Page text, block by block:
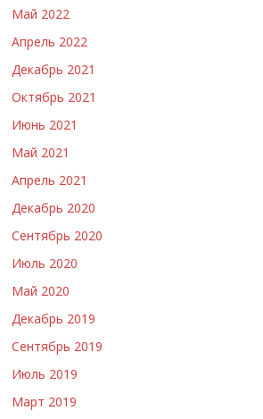
Май 2022
Апрель 2022
Декабрь 2021
Октябрь 2021
Июнь 2021
Май 2021
Апрель 2021
Декабрь 2020
Сентябрь 2020
Июль 2020
Май 2020
Декабрь 2019
Сентябрь 2019
Июль 2019
Март 2019